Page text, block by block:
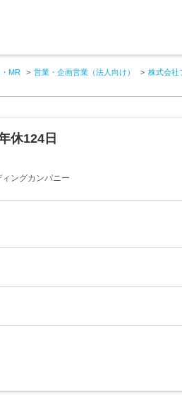
MR 営業・企画営業（法人向け） 株式会社
休124日
ングカンパニー